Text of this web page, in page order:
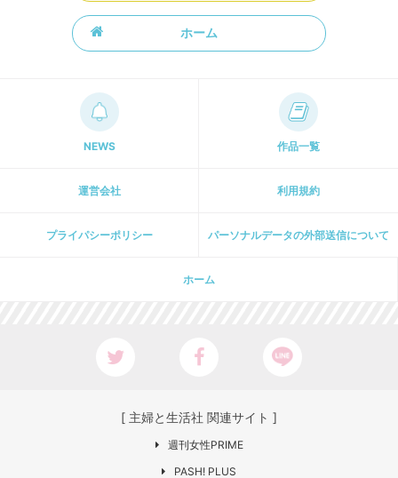
ホーム
NEWS 作品一覧
運営会社 利用規約
プライパシーポリシー パーソナルデータの外部送信について
ホーム
[ 主婦と生活社 関連サイト ]
週刊女性PRIME
PASH! PLUS